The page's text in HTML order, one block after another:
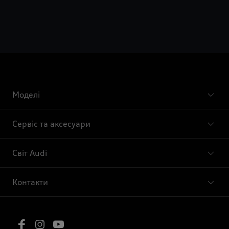
Моделі
Сервіс та аксесуари
Світ Audi
Контакти